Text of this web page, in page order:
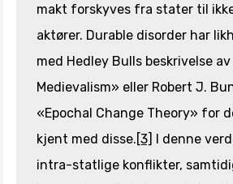
makt forskyves fra stater til
aktører. Durable disorder har
med Hedley Bulls beskrivelse
Medievalism» eller Robert J.
«Epochal Change Theory» for
kjent med disse.[3] I denne
intra-statlige konflikter,